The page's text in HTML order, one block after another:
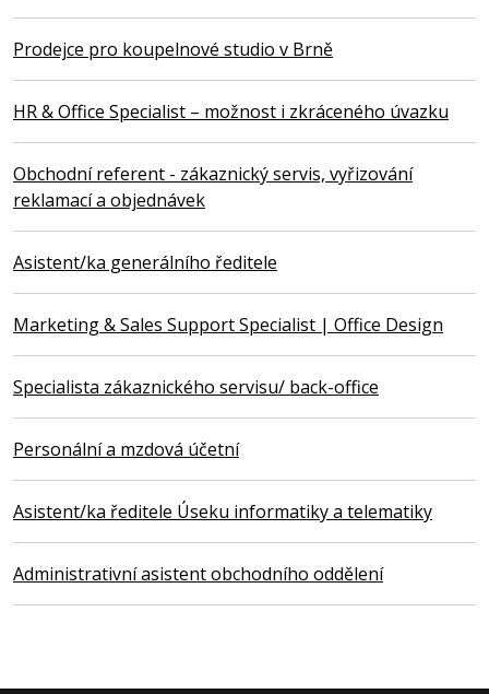
Prodejce pro koupelnové studio v Brně
HR & Office Specialist – možnost i zkráceného úvazku
Obchodní referent - zákaznický servis, vyřizování
reklamací a objednávek
Asistent/ka generálního ředitele
Marketing & Sales Support Specialist | Office Design
Specialista zákaznického servisu/ back-office
Personální a mzdová účetní
Asistent/ka ředitele Úseku informatiky a telematiky
Administrativní asistent obchodního oddělení